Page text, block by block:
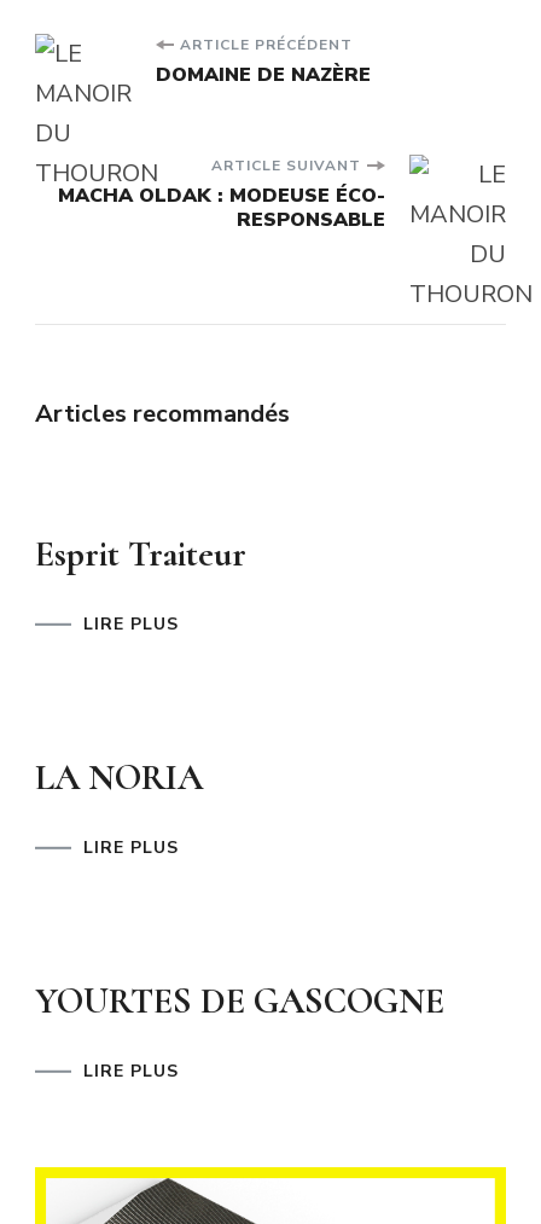
Navigation
d'article
ARTICLE PRÉCÉDENT
DOMAINE DE NAZÈRE
ARTICLE SUIVANT
MACHA OLDAK : MODEUSE ÉCO-
RESPONSABLE
Articles recommandés
Esprit Traiteur
LIRE PLUS
LA NORIA
LIRE PLUS
YOURTES DE GASCOGNE
LIRE PLUS